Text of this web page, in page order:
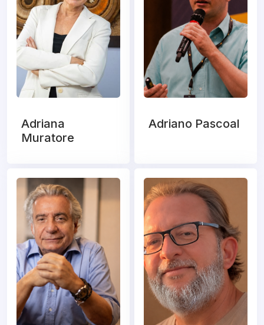
Adriana
Muratore
Adriano Pascoal